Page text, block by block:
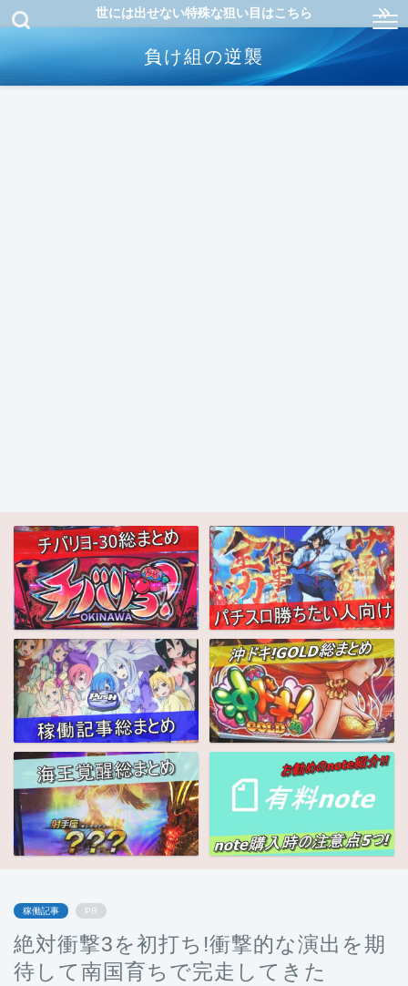
世には出せない特殊な狙い目はこちら
負け組の逆襲
稼働記事 PR
絶対衝撃3を初打ち!衝撃的な演出を期
待して南国育ちで完走してきた